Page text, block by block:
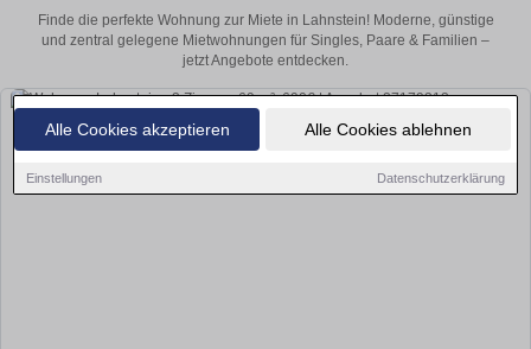
Alle Cookies akzeptieren Alle Cookies ablehnen
Einstellungen Datenschutzerklärung
Finde die perfekte Wohnung zur Miete in Lahnstein! Moderne, günstige
und zentral gelegene Mietwohnungen für Singles, Paare & Familien –
jetzt Angebote entdecken.